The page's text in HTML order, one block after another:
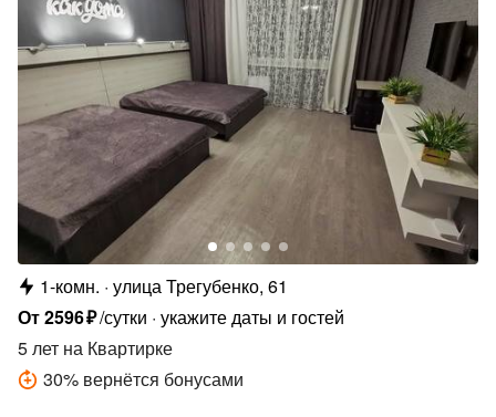
1-комн. улица Трегубенко, 61
От2596₽/сутки укажите даты и гостей
5 лет на Квартирке
30% вернётся бонусами